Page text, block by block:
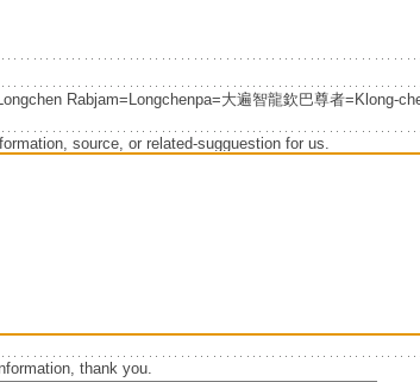
Rabjam=Longchenpa=大遍智龍欽巴尊者=Klong-
source, or related-sugguestion for us.
thank you.